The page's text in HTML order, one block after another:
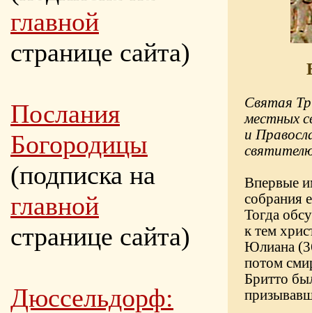
главной
странице сайта)
Послания
Богородицы
(подписка на
главной
странице сайта)
Дюссельдорф:
Святая
местных
и
Впервые
собрания
Тогда
к тем
Юлиана
потом
Бритто